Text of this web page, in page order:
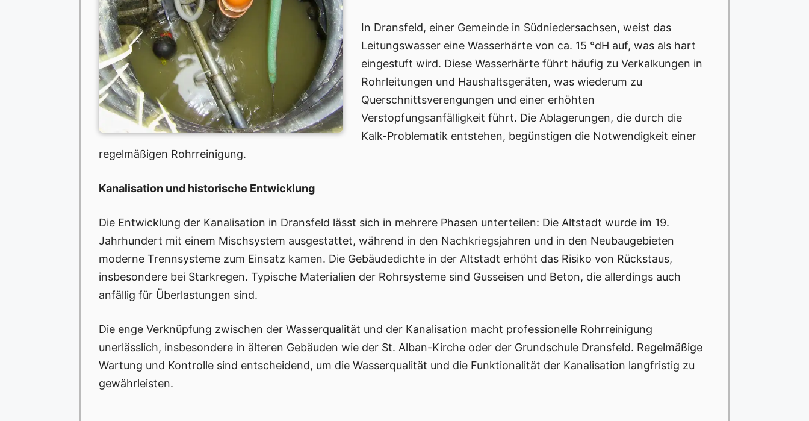
In Dransfeld, einer Gemeinde in Südniedersachsen, weist das
Leitungswasser eine Wasserhärte von ca. 15 °dH auf, was als hart
eingestuft wird. Diese Wasserhärte führt häufig zu Verkalkungen in
Rohrleitungen und Haushaltsgeräten, was wiederum zu
Querschnittsverengungen und einer erhöhten
Verstopfungsanfälligkeit führt. Die Ablagerungen, die durch die
Kalk-Problematik entstehen, begünstigen die Notwendigkeit einer
regelmäßigen Rohrreinigung.
Kanalisation und historische Entwicklung
Die Entwicklung der Kanalisation in Dransfeld lässt sich in mehrere Phasen unterteilen: Die Altstadt wurde im 19.
Jahrhundert mit einem Mischsystem ausgestattet, während in den Nachkriegsjahren und in den Neubaugebieten
moderne Trennsysteme zum Einsatz kamen. Die Gebäudedichte in der Altstadt erhöht das Risiko von Rückstaus,
insbesondere bei Starkregen. Typische Materialien der Rohrsysteme sind Gusseisen und Beton, die allerdings auch
anfällig für Überlastungen sind.
Die enge Verknüpfung zwischen der Wasserqualität und der Kanalisation macht professionelle Rohrreinigung
unerlässlich, insbesondere in älteren Gebäuden wie der St. Alban-Kirche oder der Grundschule Dransfeld. Regelmäßige
Wartung und Kontrolle sind entscheidend, um die Wasserqualität und die Funktionalität der Kanalisation langfristig zu
gewährleisten.